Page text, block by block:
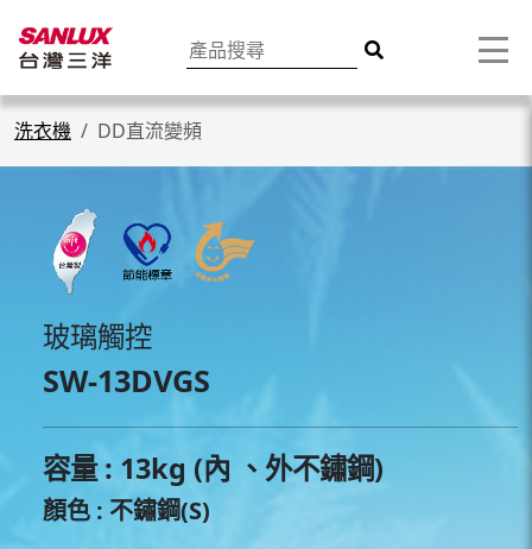
洗衣機 DD直流變頻
玻璃觸控
SW-13DVGS
容量 : 13kg (內 、外不鏽鋼)
顏色 : 不鏽鋼(S)